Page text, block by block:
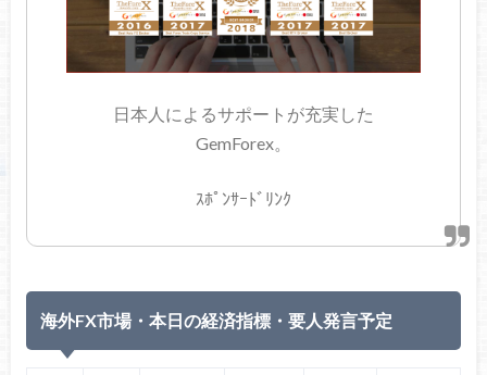
日本人によるサポートが充実した
GemForex。
ｽﾎﾟﾝｻｰﾄﾞﾘﾝｸ
海外FX市場・本日の経済指標・要人発言予定